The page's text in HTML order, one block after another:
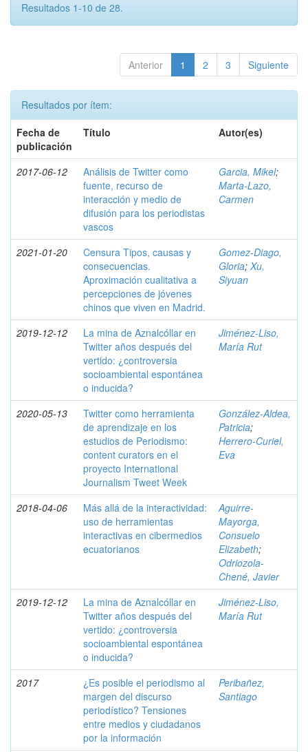
Resultados 1-10 de 28.
Anterior 1 2 3 Siguiente
Resultados por ítem:
Fecha de
publicación
Título Autor(es)
2017-06-12
Análisis de Twitter como
fuente, recurso de
interacción y medio de
difusión para los periodistas
vascos
Garcia, Mikel;
Marta-Lazo,
Carmen
2021-01-20
Censura Tipos, causas y
consecuencias.
Aproximación cualitativa a
percepciones de jóvenes
chinos que viven en Madrid.
Gomez-Diago,
Gloria; Xu,
Siyuan
2019-12-12
La mina de Aznalcóllar en
Twitter años después del
vertido: ¿controversia
socioambiental espontánea
o inducida?
Jiménez-Liso,
María Rut
2020-05-13
Twitter como herramienta
de aprendizaje en los
estudios de Periodismo:
content curators en el
proyecto International
Journalism Tweet Week
González-Aldea,
Patricia;
Herrero-Curiel,
Eva
2018-04-06
Más allá de la interactividad:
uso de herramientas
interactivas en cibermedios
ecuatorianos
Aguirre-
Mayorga,
Consuelo
Elizabeth;
Odriozola-
Chené, Javier
2019-12-12
La mina de Aznalcóllar en
Twitter años después del
vertido: ¿controversia
socioambiental espontánea
o inducida?
Jiménez-Liso,
María Rut
2017
¿Es posible el periodismo al
margen del discurso
periodístico? Tensiones
entre medios y ciudadanos
por la información
Peribañez,
Santiago